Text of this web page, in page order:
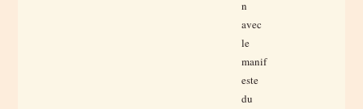
n
avec
le
manif
este
du